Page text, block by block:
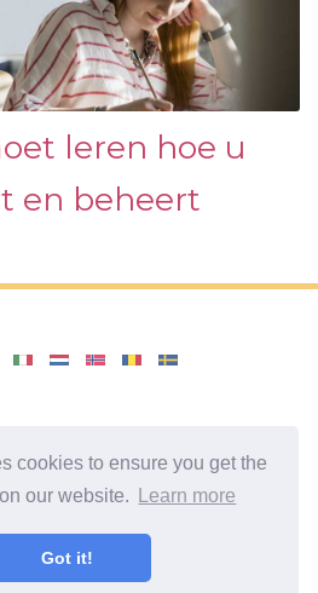
cookies to ensure you get the
our website.
Learn more
Got it!
leren hoe u
en beheert
voor een gezond
de hersenen. Interessante
Wees vandaag slimmer en